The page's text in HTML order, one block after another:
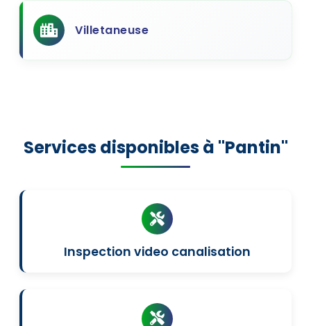
Villetaneuse
Services disponibles à "Pantin"
Inspection video canalisation